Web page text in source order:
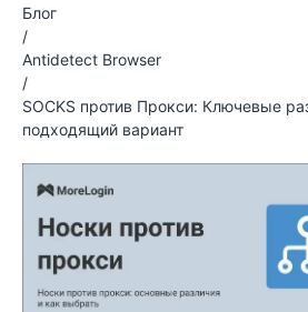
Блог
/
Antidetect Browser
/
SOCKS против Прокси: Ключевые
подходящий вариант